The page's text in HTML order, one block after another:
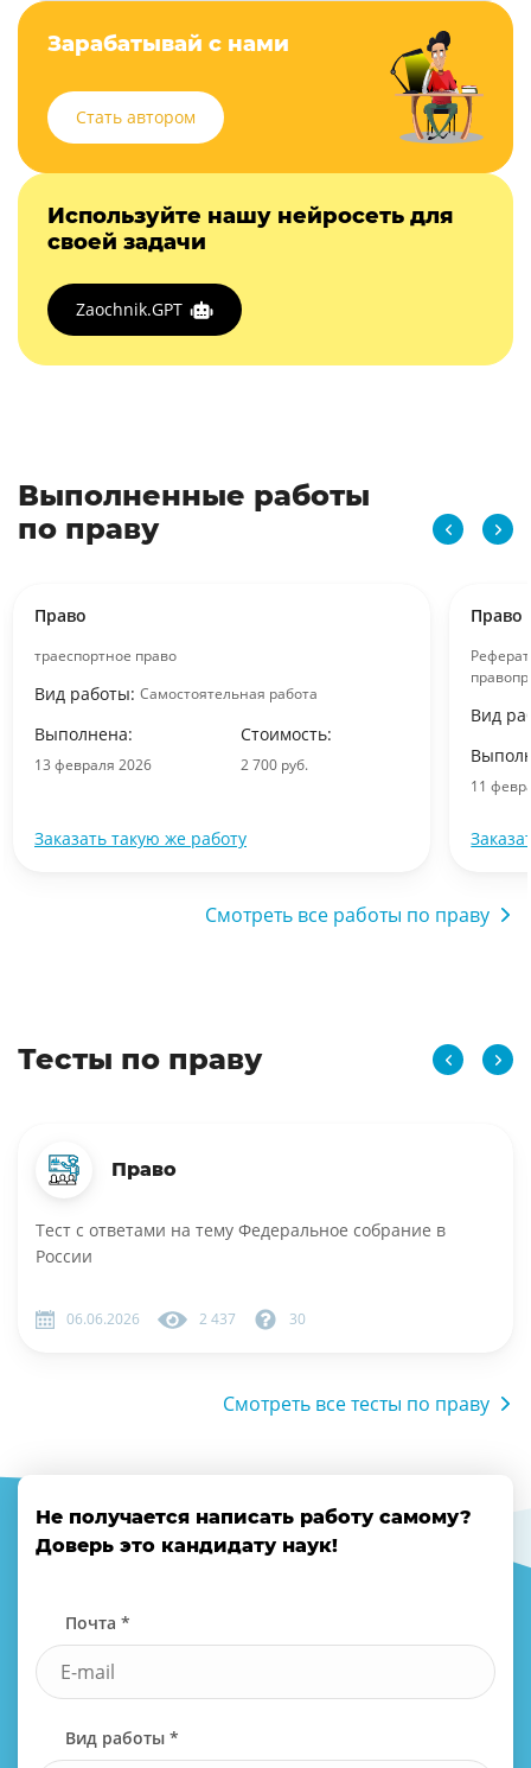
Зарабатывай с нами
Стать автором
Используйте нашу нейросеть для
своей задачи
Zaochnik.GPT
Выполненные работы
по праву
Право
траеспортное право
Вид работы: Самостоятельная работа
Выполнена:
13 февраля 2026
Стоимость:
2 700 руб.
Заказать такую же работу
Право
Вид
11
Смотреть все работы по праву
Тесты по праву
Право
Тест с ответами на тему Федеральное собрание в
России
06.06.2026 2 437 30
Смотреть все тесты по праву
Не получается написать работу самому?
Доверь это кандидату наук!
Почта *
Вид работы *